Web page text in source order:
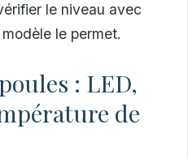
le niveau avec
le permet.
: LED,
de